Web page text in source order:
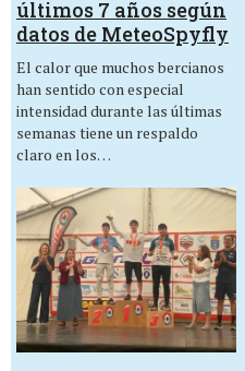
últimos 7 años según
datos de MeteoSpyfly
El calor que muchos bercianos
han sentido con especial
intensidad durante las últimas
semanas tiene un respaldo
claro en los…